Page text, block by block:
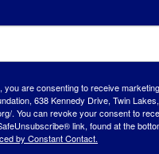
DI
you are consenting to receive
638 Kennedy Drive, Twin
. You can revoke your consent to
link, found at the
by Constant Contact.